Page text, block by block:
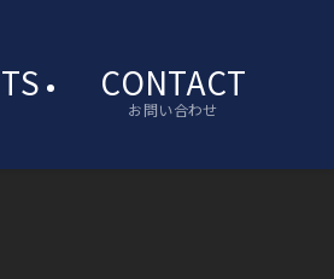
CONTACT
お問い合わせ